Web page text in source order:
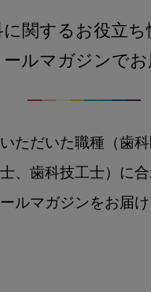
に関するお役立ち
ールマガジンでお
ただいた職種（歯
、歯科技工士）に
ルマガジンをお届け